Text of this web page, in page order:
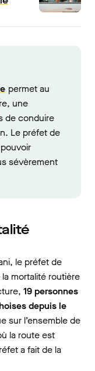
permet au
une
de conduire
Le préfet de
sévèrement
le préfet de
mortalité routière
19 personnes
depuis le
sur l’ensemble de
la route est
a fait de la